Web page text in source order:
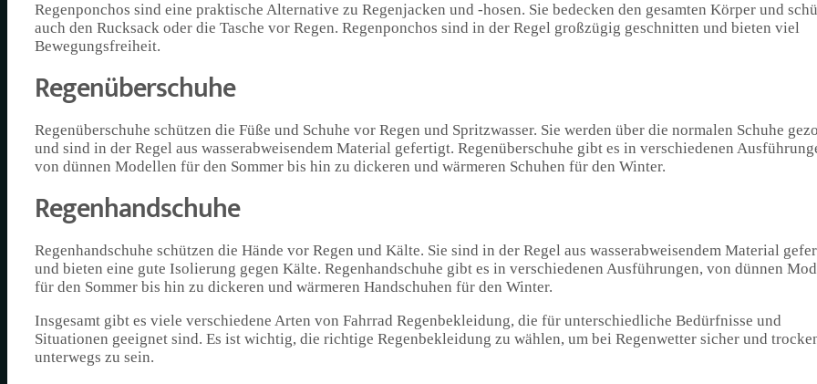
Regenponchos sind eine praktische Alternative zu Regenjacken und -hosen. Sie bedecken den gesamten Körper und
auch den Rucksack oder die Tasche vor Regen. Regenponchos sind in der Regel großzügig geschnitten und bieten viel
Bewegungsfreiheit.
Regenüberschuhe
Regenüberschuhe schützen die Füße und Schuhe vor Regen und Spritzwasser. Sie werden über die normalen Schuhe
und sind in der Regel aus wasserabweisendem Material gefertigt. Regenüberschuhe gibt es in verschiedenen
von dünnen Modellen für den Sommer bis hin zu dickeren und wärmeren Schuhen für den Winter.
Regenhandschuhe
Regenhandschuhe schützen die Hände vor Regen und Kälte. Sie sind in der Regel aus wasserabweisendem Material
und bieten eine gute Isolierung gegen Kälte. Regenhandschuhe gibt es in verschiedenen Ausführungen, von dünnen
für den Sommer bis hin zu dickeren und wärmeren Handschuhen für den Winter.
Insgesamt gibt es viele verschiedene Arten von Fahrrad Regenbekleidung, die für unterschiedliche Bedürfnisse und
Situationen geeignet sind. Es ist wichtig, die richtige Regenbekleidung zu wählen, um bei Regenwetter sicher und
unterwegs zu sein.